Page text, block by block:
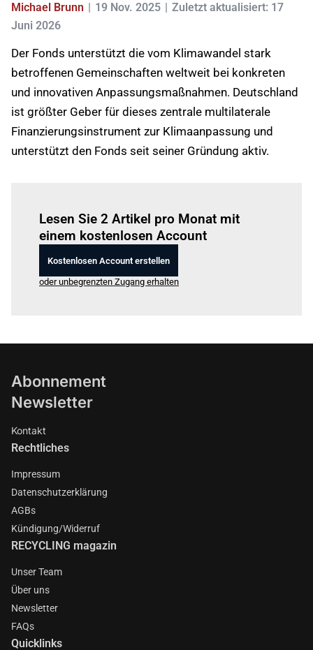
Michael Brunn 19 Nov. 2025
Zuletzt aktualisiert: 17
Juni 2026
Der Fonds unterstützt die vom Klimawandel stark
betroffenen Gemeinschaften weltweit bei konkreten
und innovativen Anpassungsmaßnahmen. Deutschland
ist größter Geber für dieses zentrale multilaterale
Finanzierungsinstrument zur Klimaanpassung und
unterstützt den Fonds seit seiner Gründung aktiv.
Lesen Sie 2 Artikel pro Monat mit
einem kostenlosen Account
Kostenlosen Account erstellen
oder unbegrenzten Zugang erhalten
Abonnement
Newsletter
Kontakt
Rechtliches
Impressum
Datenschutzerklärung
AGBs
Kündigung/Widerruf
RECYCLING magazin
Unser Team
Über uns
Newsletter
FAQs
Quicklinks